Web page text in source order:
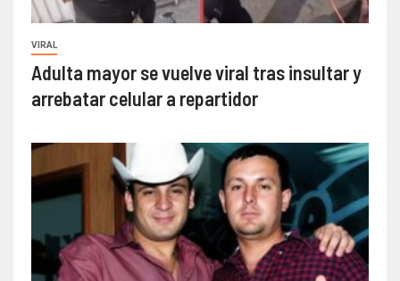
VIRAL
Adulta mayor se vuelve viral tras insultar y
arrebatar celular a repartidor